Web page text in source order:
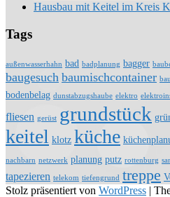
Hausbau mit Keitel im Kreis
Tags
außenwasserhahn bad badplanung bagger
baugesuch baumischcontainer
bodenbelag dunstabzugshaube elektro
fliesen gerüst grundstück
keitel klotz küche
nachbarn netzwerk planung putz rottenburg
tapezieren telekom tiefengrund treppe
Stolz präsentiert von WordPress |